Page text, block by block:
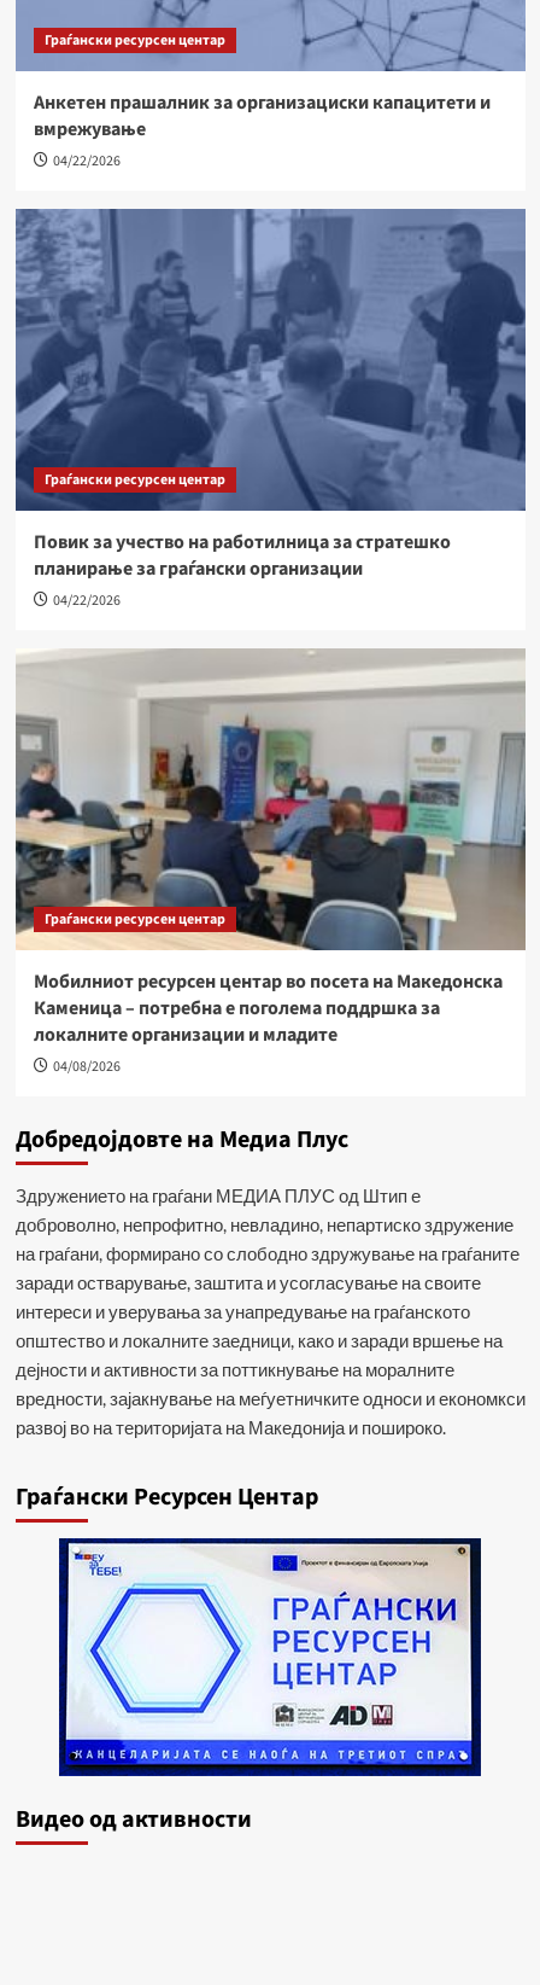
Граѓански ресурсен центар
Анкетен прашалник за организациски капацитети и
вмрежување
04/22/2026
Граѓански ресурсен центар
Повик за учество на работилница за стратешко
планирање за граѓански организации
04/22/2026
Граѓански ресурсен центар
Мобилниот ресурсен центар во посета на Македонска
Каменица – потребна е поголема поддршка за
локалните организации и младите
04/08/2026
Добредојдовте на Медиа Плус
Здружението на граѓани МЕДИА ПЛУС од Штип е
доброволно, непрофитно, невладино, непартиско здружение
на граѓани, формирано со слободно здружување на граѓаните
заради остварување, заштита и усогласување на своите
интереси и уверувања за унапредување на граѓанското
општество и локалните заедници, како и заради вршење на
дејности и активности за поттикнување на моралните
вредности, зајакнување на меѓуетничките односи и економкси
развој во на територијата на Македонија и пошироко.
Граѓански Ресурсен Центар
Видеo од активности